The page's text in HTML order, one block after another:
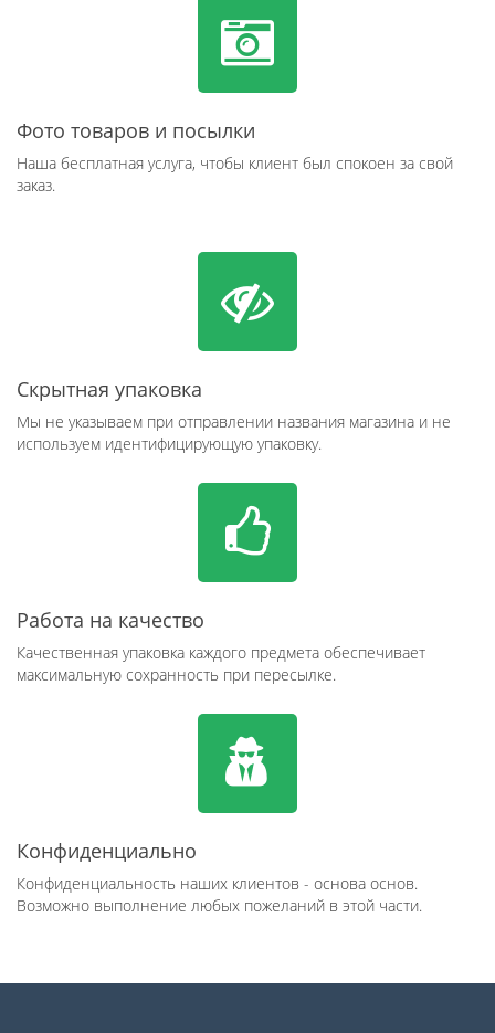
Фото товаров и посылки
Наша бесплатная услуга, чтобы клиент был спокоен за свой
заказ.
Скрытная упаковка
Мы не указываем при отправлении названия магазина и не
используем идентифицирующую упаковку.
Работа на качество
Качественная упаковка каждого предмета обеспечивает
максимальную сохранность при пересылке.
Конфиденциально
Конфиденциальность наших клиентов - основа основ.
Возможно выполнение любых пожеланий в этой части.